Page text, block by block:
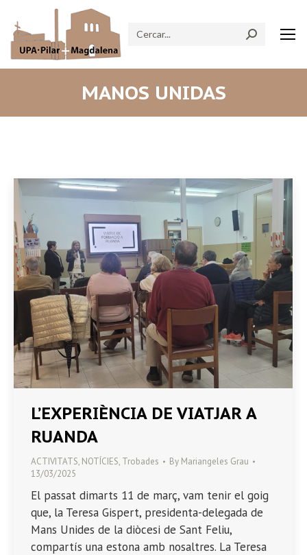
Search:
MANOS UNIDAS
L’EXPERIÈNCIA DE VIATJAR A
RUANDA
ACTIVITATS, NOTÍCIES, Trobades By Mariangeles Grau
13/03/2025
El passat dimarts 11 de març, vam tenir el goig
que, la Teresa Gispert, presidenta-delegada de
Mans Unides de la diòcesi de Sant Feliu,
compartís una estona amb nosaltres. La Teresa